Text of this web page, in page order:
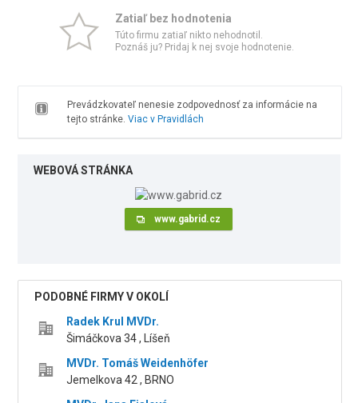
Zatiaľ bez hodnotenia
Túto firmu zatiaľ nikto nehodnotil.
Poznáš ju? Pridaj k nej svoje hodnotenie.
Prevádzkovateľ nenesie zodpovednosť za informácie na
tejto stránke. Viac v Pravidlách
WEBOVÁ STRÁNKA
www.gabrid.cz
PODOBNÉ FIRMY V OKOLÍ
Radek Krul MVDr.
Šimáčkova 34 , Líšeň
MVDr. Tomáš Weidenhöfer
Jemelkova 42 , BRNO